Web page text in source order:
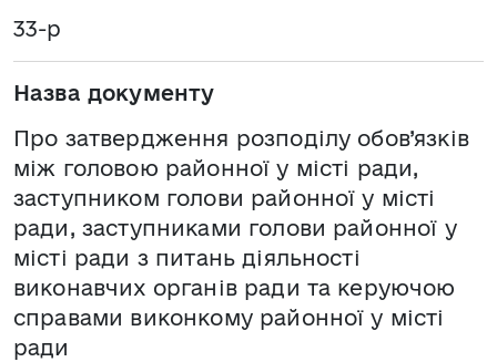
33-р
Назва документу
Про затвердження розподілу обов’язків
між головою районної у місті ради,
заступником голови районної у місті
ради, заступниками голови районної у
місті ради з питань діяльності
виконавчих органів ради та керуючою
справами виконкому районної у місті
ради